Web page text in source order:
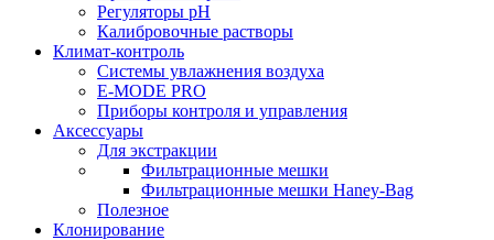
Регуляторы pH
Калибровочные растворы
Климат-контроль
Системы увлажнения воздуха
E-MODE PRO
Приборы контроля и управления
Аксессуары
Для экстракции
Фильтрационные мешки
Фильтрационные мешки Haney-Bag
Полезное
Клонирование